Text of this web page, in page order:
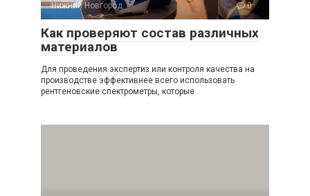
Нижний Новгород 0
Как проверяют состав различных
материалов
Для проведения экспертиз или контроля качества на
производстве эффективнее всего использовать
рентгеновские спектрометры, которые